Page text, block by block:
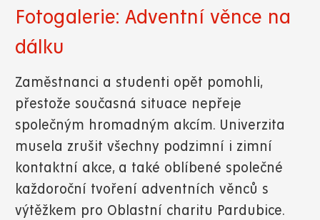
Fotogalerie: Adventní věnce na
dálku
Zaměstnanci a studenti opět pomohli,
přestože současná situace nepřeje
společným hromadným akcím. Univerzita
musela zrušit všechny podzimní i zimní
kontaktní akce, a také oblíbené společné
každoroční tvoření adventních věnců s
výtěžkem pro Oblastní charitu Pardubice.